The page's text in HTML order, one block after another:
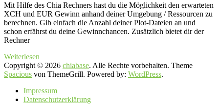
Mit Hilfe des Chia Rechners hast du die Möglichkeit den erwarteten
XCH und EUR Gewinn anhand deiner Umgebung / Ressourcen zu
berechnen. Gib einfach die Anzahl deiner Plot-Dateien an und
schon erfährst du deine Gewinnchancen. Zusätzlich bietet dir der
Rechner
Weiterlesen
Copyright © 2026 chiabase. Alle Rechte vorbehalten. Theme
Spacious von ThemeGrill. Powered by: WordPress.
Impressum
Datenschutzerklärung